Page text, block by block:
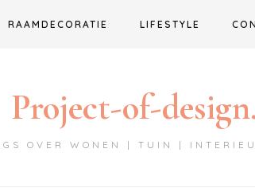
RAAMDECORATIE LIFESTYLE
Project-of-
OVER WONEN | TUIN |